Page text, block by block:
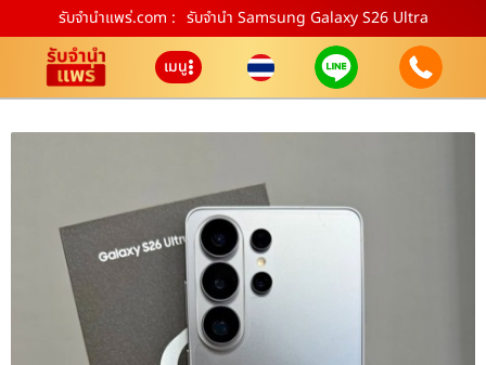
รับจํานําแพร่.com : รับจำนำ Samsung Galaxy S26 Ultra
เมนู